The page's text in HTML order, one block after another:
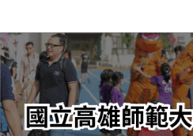
轉
至
主
內
容